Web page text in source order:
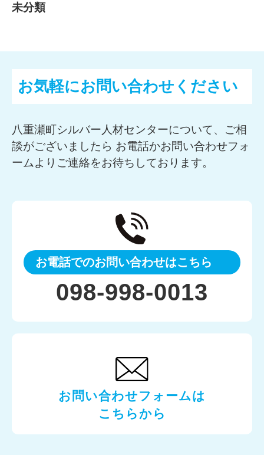
未分類
お気軽にお問い合わせください
八重瀬町シルバー人材センターについて、ご相
談がございましたら お電話かお問い合わせフォ
ームよりご連絡をお待ちしております。
お電話でのお問い合わせはこちら
098-998-0013
お問い合わせフォームは
こちらから